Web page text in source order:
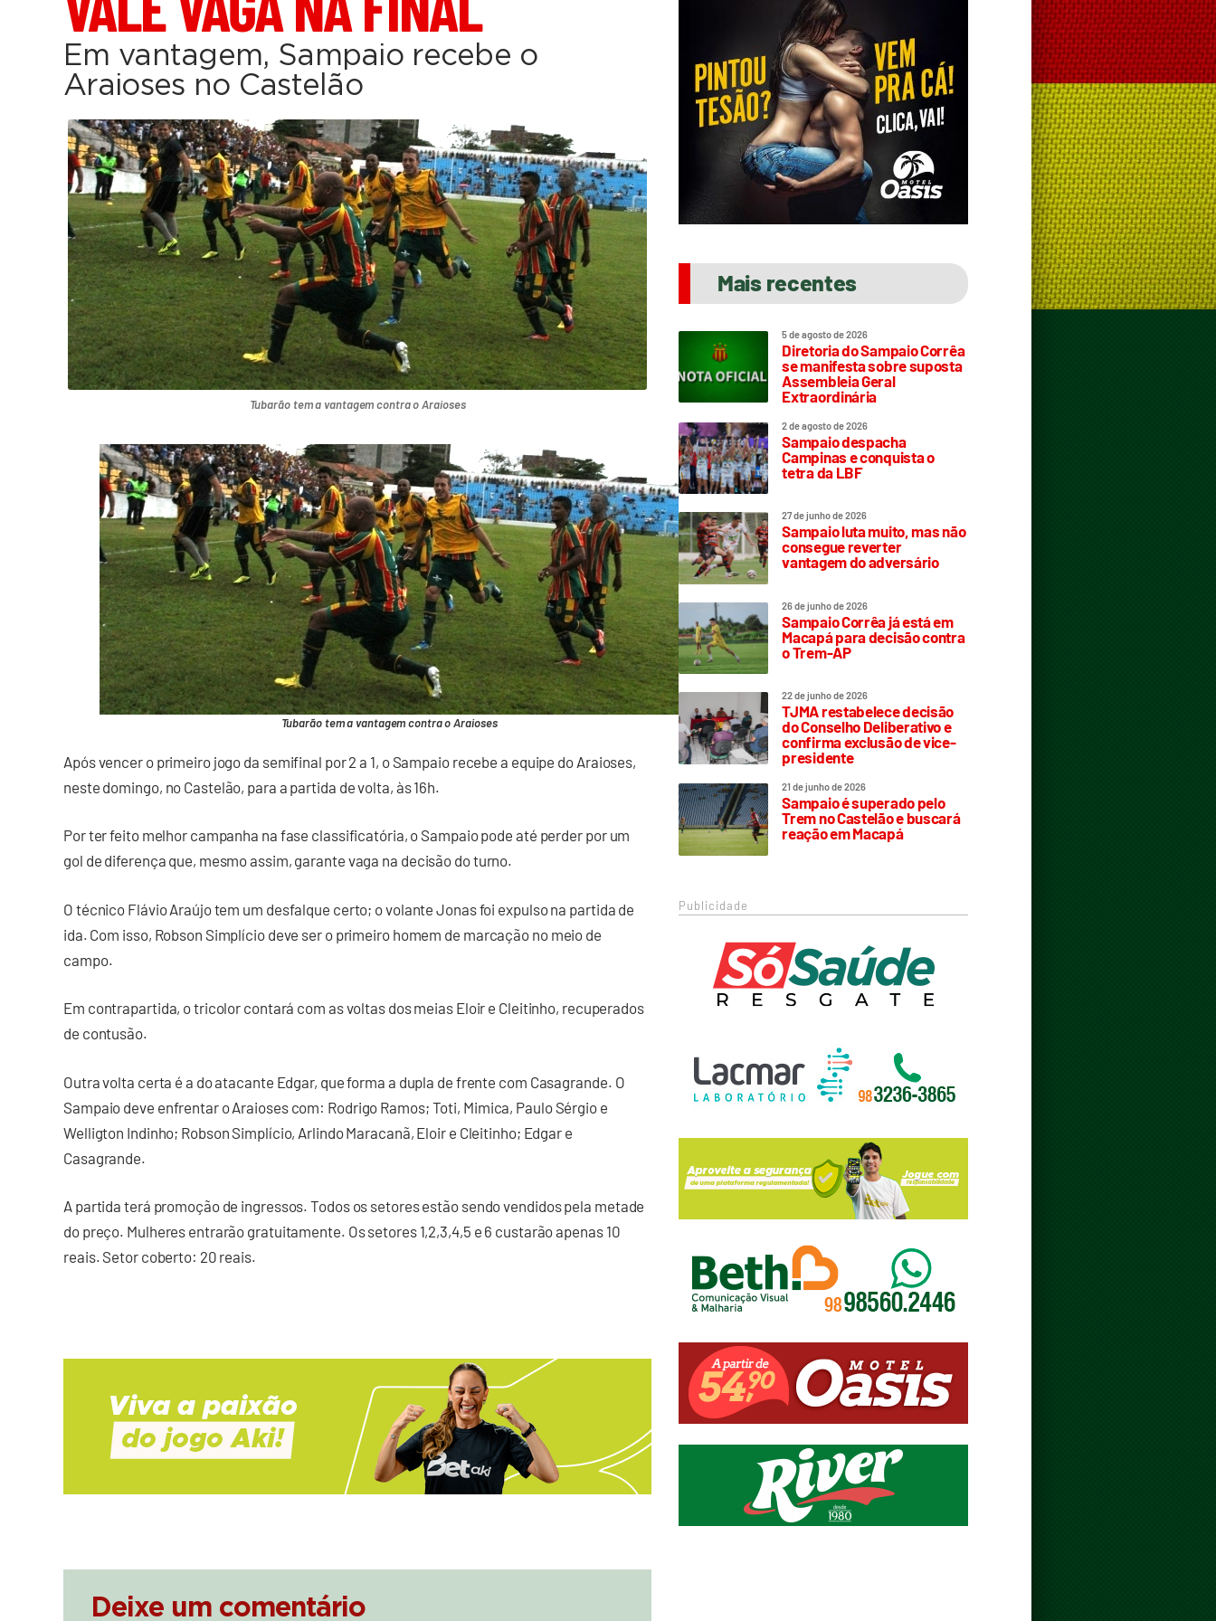
Em vantagem, Sampaio recebe o
Araioses no Castelão
Tubarão tem a vantagem contra o Araioses
Tubarão tem a vantagem contra o Araioses
Após vencer o primeiro jogo da semifinal por 2 a 1, o Sampaio recebe a equipe do Araioses,
neste domingo, no Castelão, para a partida de volta, às 16h.
Por ter feito melhor campanha na fase classificatória, o Sampaio pode até perder por um
gol de diferença que, mesmo assim, garante vaga na decisão do turno.
O técnico Flávio Araújo tem um desfalque certo; o volante Jonas foi expulso na partida de
ida. Com isso, Robson Simplício deve ser o primeiro homem de marcação no meio de
campo.
Em contrapartida, o tricolor contará com as voltas dos meias Eloir e Cleitinho, recuperados
de contusão.
Outra volta certa é a do atacante Edgar, que forma a dupla de frente com Casagrande. O
Sampaio deve enfrentar o Araioses com: Rodrigo Ramos; Toti, Mimica, Paulo Sérgio e
Welligton Indinho; Robson Simplício, Arlindo Maracanã, Eloir e Cleitinho; Edgar e
Casagrande.
A partida terá promoção de ingressos. Todos os setores estão sendo vendidos pela metade
do preço. Mulheres entrarão gratuitamente. Os setores 1,2,3,4,5 e 6 custarão apenas 10
reais. Setor coberto: 20 reais.
Deixe um comentário
Mais recentes
5 de agosto de 2026
Diretoria do Sampaio Corrêa
se manifesta sobre suposta
Assembleia Geral
Extraordinária
2 de agosto de 2026
Sampaio despacha
Campinas e conquista o
tetra da LBF
27 de junho de 2026
Sampaio luta muito, mas não
consegue reverter
vantagem do adversário
26 de junho de 2026
Sampaio Corrêa já está em
Macapá para decisão contra
o Trem-AP
22 de junho de 2026
TJMA restabelece decisão
do Conselho Deliberativo e
confirma exclusão de vice-
presidente
21 de junho de 2026
Sampaio é superado pelo
Trem no Castelão e buscará
reação em Macapá
Publicidade